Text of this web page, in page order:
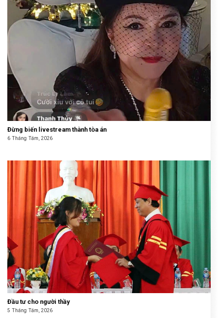
Đừng biến livestream thành tòa án
6 Tháng Tám, 2026
Đầu tư cho người thầy
5 Tháng Tám, 2026